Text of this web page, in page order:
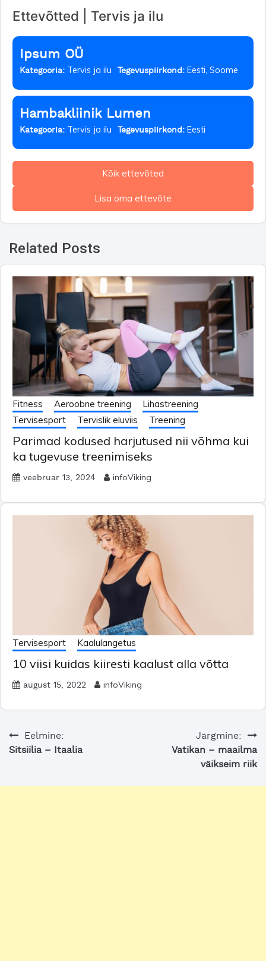
Ettevõtted | Tervis ja ilu
Ipsum OÜ
Kategooria: Tervis ja ilu Tegevuspiirkond: Eesti, Soome
Hambakliinik Lumen
Kategooria: Tervis ja ilu Tegevuspiirkond: Eesti
Kõik ettevõted
Lisa oma ettevõte
Related Posts
Fitness Aeroobne treening
Lihastreening
Tervisesport
Tervislik eluviis Treening
Parimad kodused harjutused nii võhma kui
ka tugevuse treenimiseks
veebruar 13, 2024 infoViking
Tervisesport Kaalulangetus
10 viisi kuidas kiiresti kaalust alla võtta
august 15, 2022 infoViking
Navigeerimine
Eelmine:
Sitsiilia – Itaalia
Järgmine:
Vatikan – maailma
väikseim riik